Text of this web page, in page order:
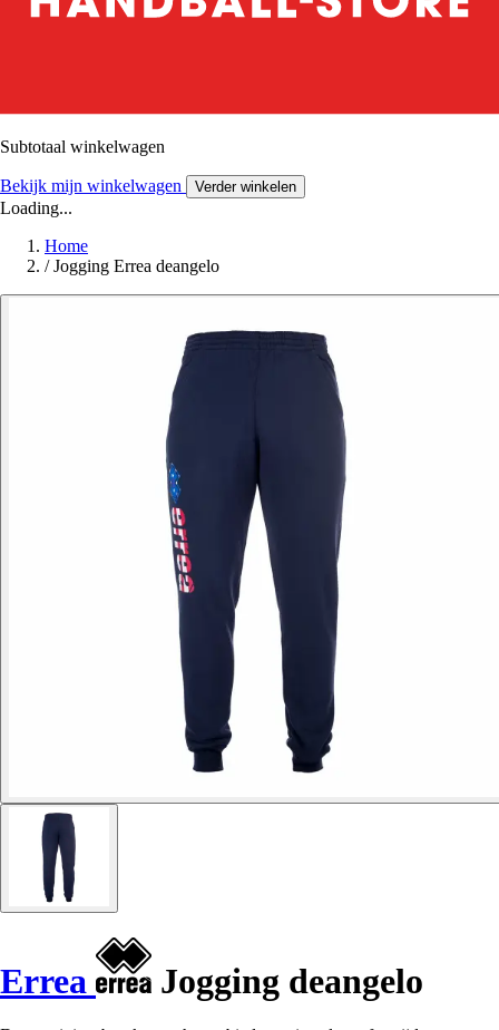
Subtotaal winkelwagen
Bekijk mijn winkelwagen Verder winkelen
Loading...
Home
/ Jogging Errea deangelo
Errea Jogging deangelo